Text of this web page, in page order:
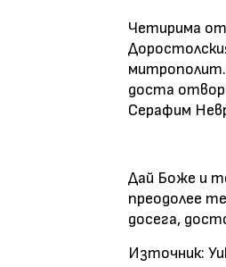
Четирима
доста
Серафим
Дай Боже и
преодолее
досега,
Източник: